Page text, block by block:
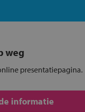
weg
presentatiepagina.
informatie